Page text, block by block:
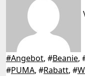
#Angebot, #Beanie,
#PUMA, #Rabatt, #